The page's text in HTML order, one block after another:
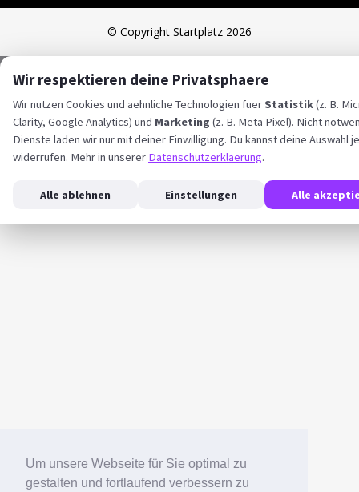
Um unsere Webseite für Sie optimal zu
gestalten und fortlaufend verbessern zu
© Copyright Startplatz 2026
Wir respektieren deine Privatsphaere
Wir nutzen Cookies und aehnliche Technologien fuerStatistik(z. B.
Clarity, Google Analytics) und Marketing (z. B. Meta Pixel). Nicht
Dienste laden wir nur mit deiner Einwilligung. Du kannst deine Auswahl
widerrufen. Mehr in unserer Datenschutzerklaerung.
Alle ablehnen Einstellungen Alle